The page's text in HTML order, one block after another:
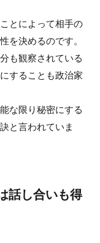
とによって相手の
を決めるのです。
も観察されている
することも政治家
な限り秘密にする
と言われていま
話し合いも得